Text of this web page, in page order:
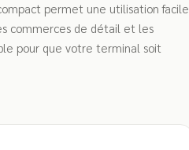
permet une utilisation facile
commerces de détail et les
pour que votre terminal soit